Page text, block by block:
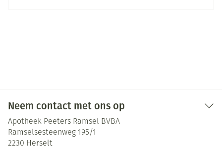
Neem contact met ons op
Apotheek Peeters Ramsel BVBA
Ramselsesteenweg 195/1
2230 Herselt